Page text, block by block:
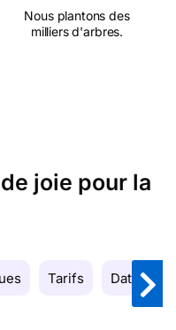
Nous plantons des
milliers d'arbres.
joie pour la
Tarifs Date de